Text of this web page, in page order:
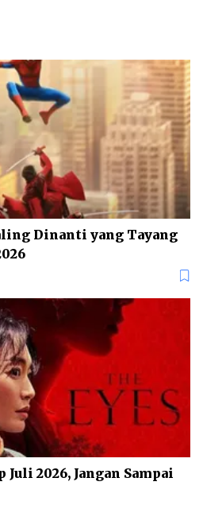
Dinanti yang Tayang
2026, Jangan Sampai